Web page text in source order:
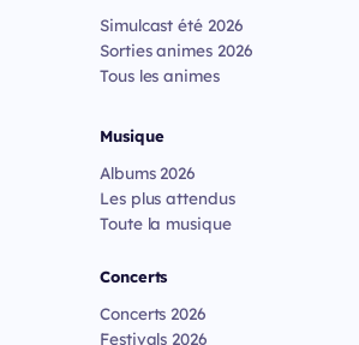
Simulcast été 2026
Sorties animes 2026
Tous les animes
Musique
Albums 2026
Les plus attendus
Toute la musique
Concerts
Concerts 2026
Festivals 2026